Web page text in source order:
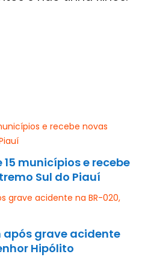
municípios e recebe
Sul do Piauí
após grave acidente
Hipólito